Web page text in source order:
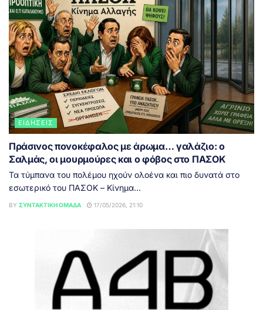
ΕΙΔΉΣΕΙΣ
Πράσινος πονοκέφαλος με άρωμα… γαλάζιο: ο
Σαλμάς, οι μουρμούρες και ο φόβος στο ΠΑΣΟΚ
Τα τύμπανα του πολέμου ηχούν ολοένα και πιο δυνατά στο
εσωτερικό του ΠΑΣΟΚ – Κίνημα...
BY ΣΥΝΤΑΚΤΙΚΉ ΟΜΆΔΑ 17/05/2026, 21:10